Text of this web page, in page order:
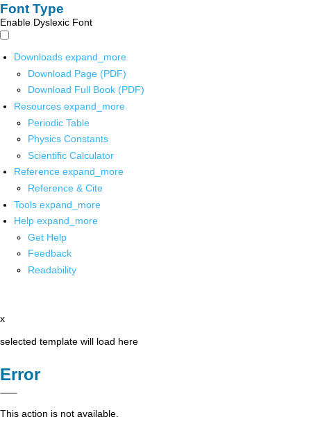
Font Type
Enable Dyslexic Font
Downloads expand_more
Download Page (PDF)
Download Full Book (PDF)
Resources expand_more
Periodic Table
Physics Constants
Scientific Calculator
Reference expand_more
Reference & Cite
Tools expand_more
Help expand_more
Get Help
Feedback
Readability
x
selected template will load here
Error
This action is not available.